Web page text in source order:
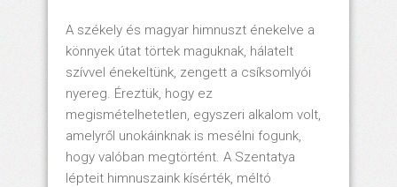
A székely és magyar himnuszt énekelve a
könnyek útat törtek maguknak, hálatelt
szívvel énekeltünk, zengett a csíksomlyói
nyereg. Éreztük, hogy ez
megismételhetetlen, egyszeri alkalom volt,
amelyről unokáinknak is mesélni fogunk,
hogy valóban megtörtént. A Szentatya
lépteit himnuszaink kísérték, méltó